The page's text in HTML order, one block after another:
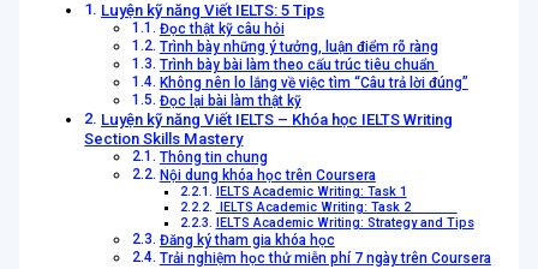
Luyện kỹ năng Viết IELTS: 5 Tips
Đọc thật kỹ câu hỏi
Trình bày những ý tưởng, luận điểm rõ ràng
Trình bày bài làm theo cấu trúc tiêu chuẩn
Không nên lo lắng về việc tìm “Câu trả lời đúng”
Đọc lại bài làm thật kỹ
Luyện kỹ năng Viết IELTS – Khóa học IELTS Writing
Section Skills Mastery
Thông tin chung
Nội dung khóa học trên Coursera
IELTS Academic Writing: Task 1
IELTS Academic Writing: Task 2
IELTS Academic Writing: Strategy and Tips
Đăng ký tham gia khóa học
Trải nghiệm học thử miễn phí 7 ngày trên Coursera